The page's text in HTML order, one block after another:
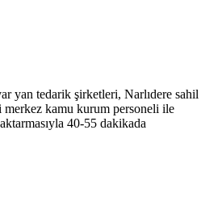
yan tedarik şirketleri, Narlıdere sahil
kamu kurum personeli ile
40-55 dakikada